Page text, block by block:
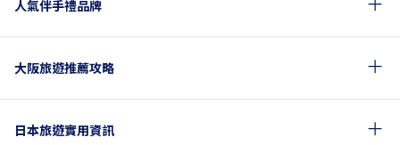
人氣伴手禮品牌
大阪旅遊推薦攻略
日本旅遊實用資訊